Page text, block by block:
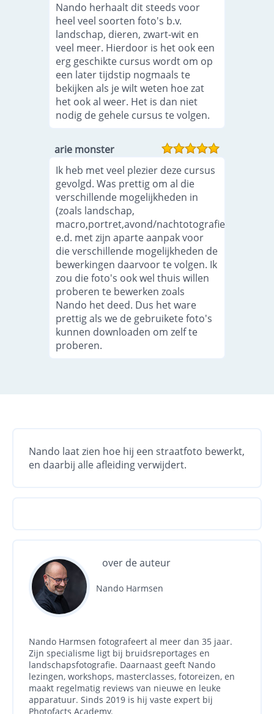
Nando herhaalt dit steeds voor
heel veel soorten foto's b.v.
landschap, dieren, zwart-wit en
veel meer. Hierdoor is het ook een
erg geschikte cursus wordt om op
een later tijdstip nogmaals te
bekijken als je wilt weten hoe zat
het ook al weer. Het is dan niet
nodig de gehele cursus te volgen.
arie monster
Ik heb met veel plezier deze cursus
gevolgd. Was prettig om al die
verschillende mogelijkheden in
(zoals landschap,
macro,portret,avond/nachtotografie
e.d. met zijn aparte aanpak voor
die verschillende mogelijkheden de
bewerkingen daarvoor te volgen. Ik
zou die foto's ook wel thuis willen
proberen te bewerken zoals
Nando het deed. Dus het ware
prettig als we de gebruikete foto's
kunnen downloaden om zelf te
proberen.
Nando laat zien hoe hij een straatfoto bewerkt,
en daarbij alle afleiding verwijdert.
over de auteur
Nando Harmsen
Nando Harmsen fotografeert al meer dan 35 jaar.
Zijn specialisme ligt bij bruidsreportages en
landschapsfotografie. Daarnaast geeft Nando
lezingen, workshops, masterclasses, fotoreizen, en
maakt regelmatig reviews van nieuwe en leuke
apparatuur. Sinds 2019 is hij vaste expert bij
Photofacts Academy.